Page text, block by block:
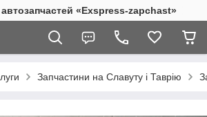
«Exspress-zapchast»
Запчастини на Славуту і Таврію